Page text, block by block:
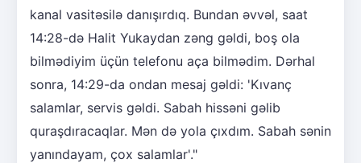
kanal vasitəsilə danışırdıq. Bundan əvvəl, saat
14:28-də Halit Yukaydan zəng gəldi, boş ola
bilmədiyim üçün telefonu aça bilmədim. Dərhal
sonra, 14:29-da ondan mesaj gəldi: 'Kıvanç
salamlar, servis gəldi. Sabah hissəni gəlib
quraşdıracaqlar. Mən də yola çıxdım. Sabah sənin
yanındayam, çox salamlar'."